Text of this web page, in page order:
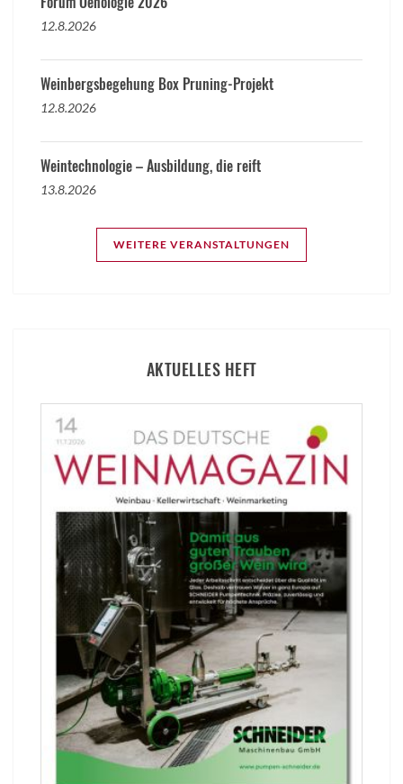
12.8.2026
Weinbergsbegehung Box Pruning-Projekt
12.8.2026
Weintechnologie – Ausbildung, die reift
13.8.2026
WEITERE VERANSTALTUNGEN
AKTUELLES HEFT